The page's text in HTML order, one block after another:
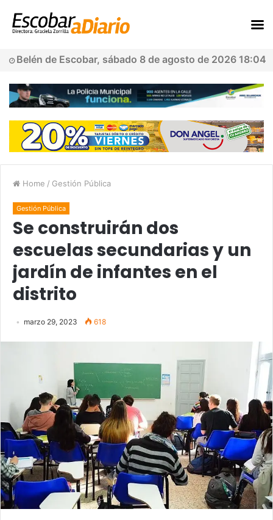
Belén de Escobar, sábado 8 de agosto de 2026 18:04
Home / Gestión Pública
Gestión Pública
Se construirán dos
escuelas secundarias y un
jardín de infantes en el
distrito
marzo 29, 2023 618